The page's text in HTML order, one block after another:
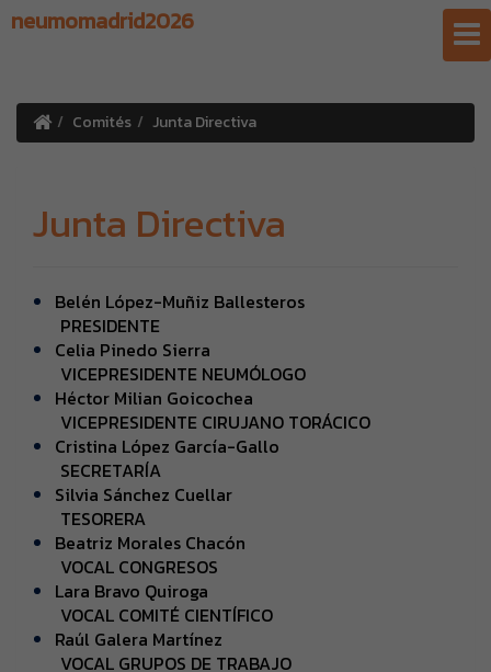
neumomadrid2026
Comités Junta Directiva
Junta Directiva
Belén López-Muñiz Ballesteros
PRESIDENTE
Celia Pinedo Sierra
VICEPRESIDENTE NEUMÓLOGO
Héctor Milian Goicochea
VICEPRESIDENTE CIRUJANO TORÁCICO
Cristina López García-Gallo
SECRETARÍA
Silvia Sánchez Cuellar
TESORERA
Beatriz Morales Chacón
VOCAL CONGRESOS
Lara Bravo Quiroga
VOCAL COMITÉ CIENTÍFICO
Raúl Galera Martínez
VOCAL GRUPOS DE TRABAJO